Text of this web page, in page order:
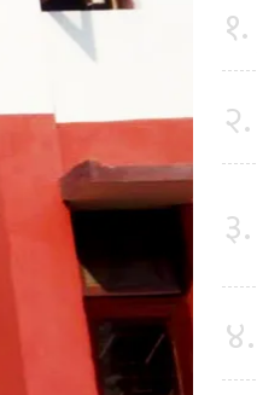
१.
२.
३.
४.